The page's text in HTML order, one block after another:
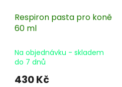
Respiron pasta pro koně
60 ml
Na objednávku - skladem
do 7 dnů
430 Kč